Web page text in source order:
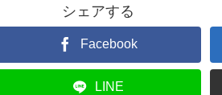
シェアする
Facebook
LINE